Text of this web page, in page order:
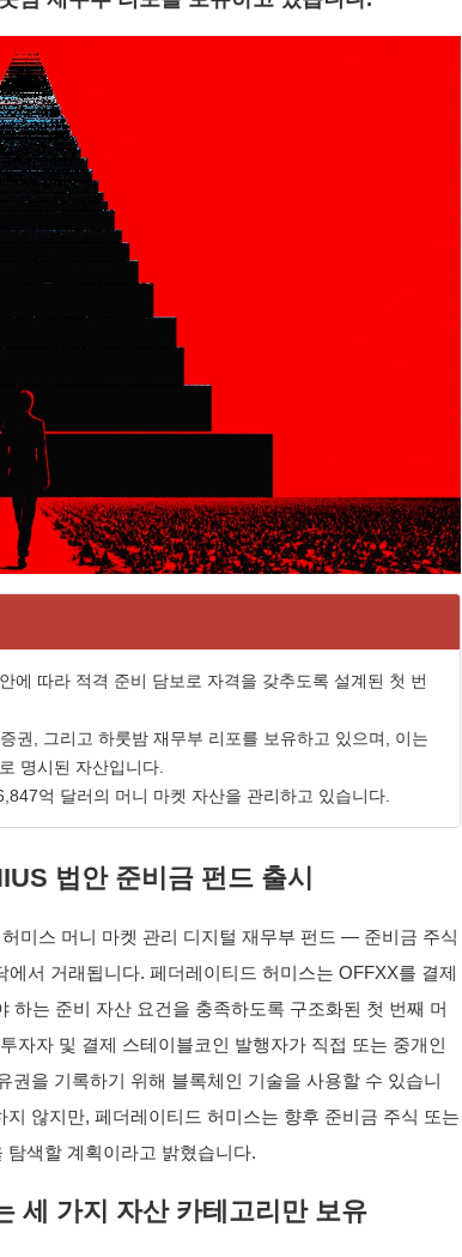
에 따라 적격 준비 담보로 자격을 갖추도록 설계된 첫 번
권, 그리고 하룻밤 재무부 리포를 보유하고 있으며, 이는
명시된 자산입니다.
억 달러의 머니 마켓 자산을 관리하고 있습니다.
법안 준비금 펀드 출시
미스 머니 마켓 관리 디지털 재무부 펀드 — 준비금 주식
에서 거래됩니다. 페더레이티드 허미스는 OFFXX를 결제
는 준비 자산 요건을 충족하도록 구조화된 첫 번째 머
자자 및 결제 스테이블코인 발행자가 직접 또는 중개인
을 기록하기 위해 블록체인 기술을 사용할 수 있습니
않지만, 페더레이티드 허미스는 향후 준비금 주식 또는
색할 계획이라고 밝혔습니다.
세 가지 자산 카테고리만 보유